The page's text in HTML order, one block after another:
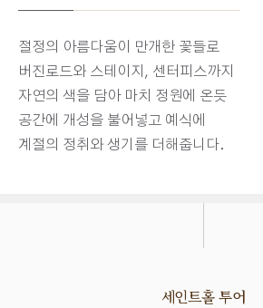
절정의 아름다움이 만개한 꽃들로
버진로드와 스테이지, 센터피스까지
자연의 색을 담아 마치 정원에 온듯
공간에 개성을 불어넣고 예식에
계절의 정취와 생기를 더해줍니다.
세인트홀 투어